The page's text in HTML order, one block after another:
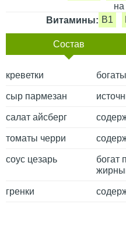
на
Витамины: B1
Состав
креветки
сыр пармезан
салат айсберг
томаты черри
соус цезарь
богат
гренки